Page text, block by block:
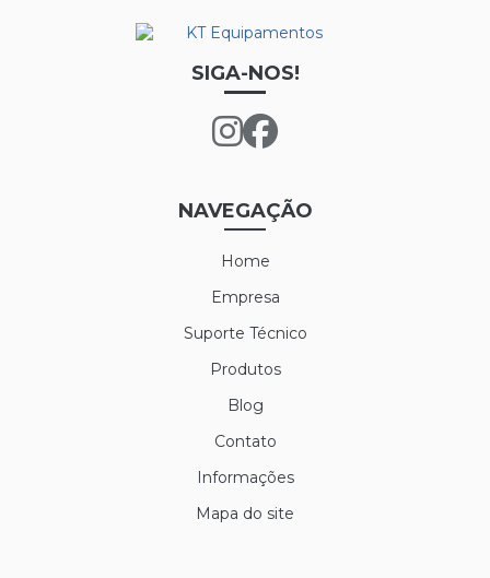
SIGA-NOS!
NAVEGAÇÃO
Home
Empresa
Suporte Técnico
Produtos
Blog
Contato
Informações
Mapa do site